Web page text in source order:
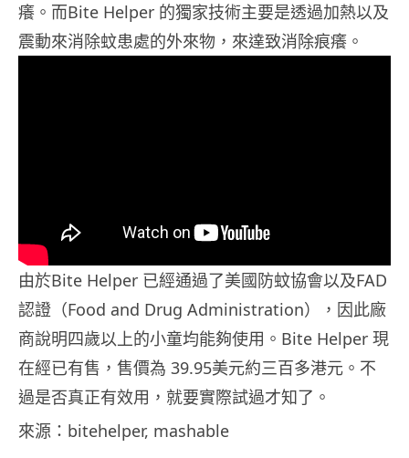
癢。而Bite Helper 的獨家技術主要是透過加熱以及
震動來消除蚊患處的外來物，來達致消除痕癢。
由於Bite Helper 已經通過了美國防蚊協會以及FAD
認證（Food and Drug Administration），因此廠
商說明四歲以上的小童均能夠使用。Bite Helper 現
在經已有售，售價為 39.95美元約三百多港元。不
過是否真正有效用，就要實際試過才知了。
來源：bitehelper, mashable